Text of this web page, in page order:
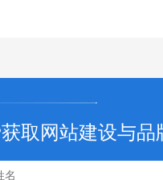
取网站建设与品